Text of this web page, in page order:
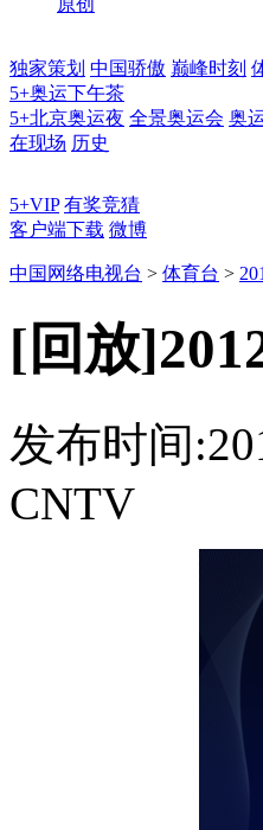
原创
独家策划 中国骄傲 巅峰时刻
5+奥运下午茶
5+北京奥运夜 全景奥运会 奥
在现场 历史
5+VIP 有奖竞猜
客户端下载 微博
中国网络电视台 > 体育台 >
[回放
发布时间
CNTV